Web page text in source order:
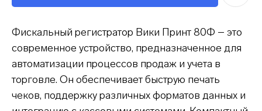
Фискальный регистратор Вики Принт 80Ф – это
современное устройство, предназначенное для
автоматизации процессов продаж и учета в
торговле. Он обеспечивает быструю печать
чеков, поддержку различных форматов данных и